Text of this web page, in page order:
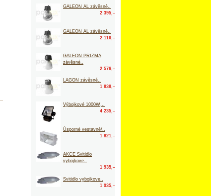
GALEON AL závěsné..
2 395,–
GALEON AL závěsné..
2 116,–
GALEON PRIZMA
závěsné..
2 576,–
LAGON závěsné..
1 838,–
Výbojkové 1000W,..
4 235,–
Úsporné vestavné/..
1 821,–
AKCE Svitidlo
vybojkove..
1 935,–
Svitidlo vybojkove..
1 935,–